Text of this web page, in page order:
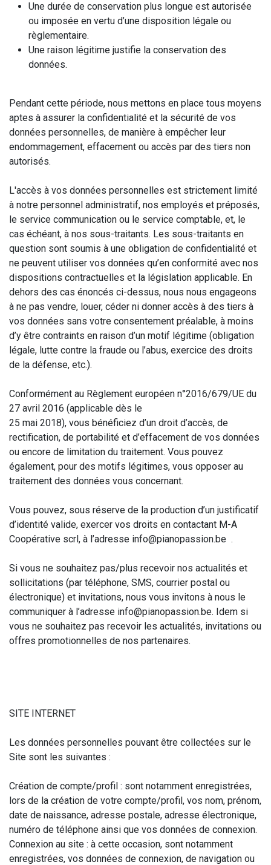
Une durée de conservation plus longue est autorisée
ou imposée en vertu d’une disposition légale ou
règlementaire.
Une raison légitime justifie la conservation des
données.
Pendant cette période, nous mettons en place tous moyens
aptes à assurer la confidentialité et la sécurité de vos
données personnelles, de manière à empêcher leur
endommagement, effacement ou accès par des tiers non
autorisés.
L'accès à vos données personnelles est strictement limité
à notre personnel administratif, nos employés et préposés,
le service communication ou le service comptable, et, le
cas échéant, à nos sous-traitants. Les sous-traitants en
question sont soumis à une obligation de confidentialité et
ne peuvent utiliser vos données qu’en conformité avec nos
dispositions contractuelles et la législation applicable. En
dehors des cas énoncés ci-dessus, nous nous engageons
à ne pas vendre, louer, céder ni donner accès à des tiers à
vos données sans votre consentement préalable, à moins
d’y être contraints en raison d’un motif légitime (obligation
légale, lutte contre la fraude ou l’abus, exercice des droits
de la défense, etc.).
Conformément au Règlement européen n°2016/679/UE du
27 avril 2016 (applicable dès le
25 mai 2018), vous bénéficiez d’un droit d’accès, de
rectification, de portabilité et d’effacement de vos données
ou encore de limitation du traitement. Vous pouvez
également, pour des motifs légitimes, vous opposer au
traitement des données vous concernant.
Vous pouvez, sous réserve de la production d’un justificatif
d’identité valide, exercer vos droits en contactant M-A
Coopérative scrl, à l’adresse info@pianopassion.be .
Si vous ne souhaitez pas/plus recevoir nos actualités et
sollicitations (par téléphone, SMS, courrier postal ou
électronique) et invitations, nous vous invitons à nous le
communiquer à l’adresse info@pianopassion.be. Idem si
vous ne souhaitez pas recevoir les actualités, invitations ou
offres promotionnelles de nos partenaires.
SITE INTERNET
Les données personnelles pouvant être collectées sur le
Site sont les suivantes :
Création de compte/profil : sont notamment enregistrées,
lors de la création de votre compte/profil, vos nom, prénom,
date de naissance, adresse postale, adresse électronique,
numéro de téléphone ainsi que vos données de connexion.
Connexion au site : à cette occasion, sont notamment
enregistrées, vos données de connexion, de navigation ou